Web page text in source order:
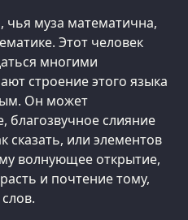
чья муза математична,
Этот человек
многими
строение этого языка
Он может
благозвучное слияние
сказать, или элементов
волнующее открытие,
и почтение тому,